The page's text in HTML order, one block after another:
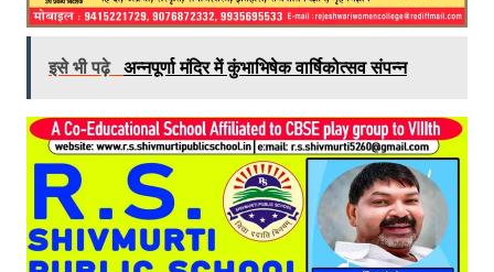
इसे भी पढ़े अन्नपूर्णा मंदिर में कुंभाभिषेक वार्षिकोत्सव संपन्न